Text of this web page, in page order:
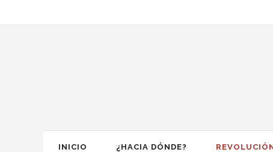
INICIO ¿HACIA DÓNDE?